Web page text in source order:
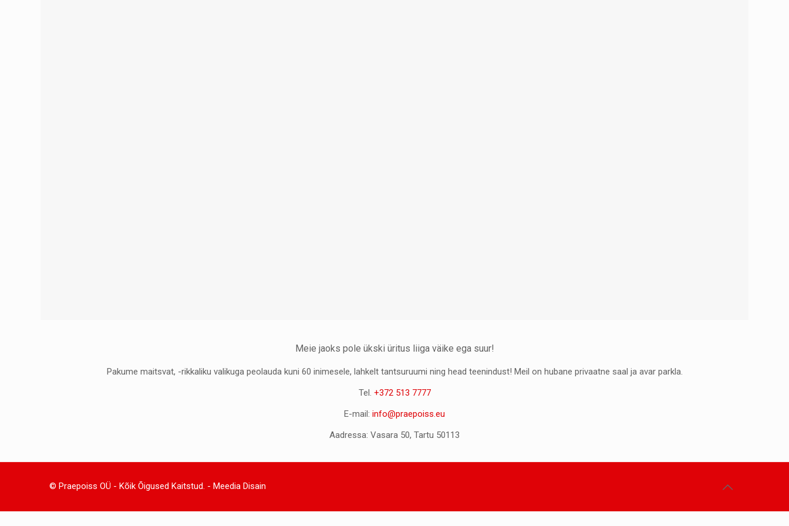
Meie jaoks pole ükski üritus liiga väike ega suur!
Pakume maitsvat, -rikkaliku valikuga peolauda kuni 60 inimesele, lahkelt tantsuruumi ning head teenindust! Meil on hubane privaatne saal ja avar parkla.
Tel. +372 513 7777
E-mail: info@praepoiss.eu
Aadressa: Vasara 50, Tartu 50113
© Praepoiss OÜ - Kõik Õigused Kaitstud. - Meedia Disain